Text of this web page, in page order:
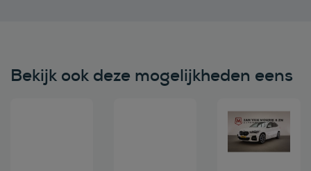
Bekijk ook deze mogelijkheden eens
Bekijk deze